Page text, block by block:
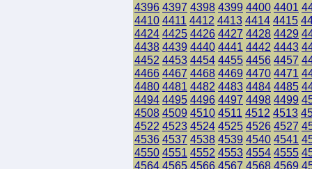
4396 4397 4398 4399 4400 4401
4410 4411 4412 4413 4414 4415
4424 4425 4426 4427 4428 4429
4438 4439 4440 4441 4442 4443
4452 4453 4454 4455 4456 4457
4466 4467 4468 4469 4470 4471
4480 4481 4482 4483 4484 4485
4494 4495 4496 4497 4498 4499
4508 4509 4510 4511 4512 4513
4522 4523 4524 4525 4526 4527
4536 4537 4538 4539 4540 4541
4550 4551 4552 4553 4554 4555
4564 4565 4566 4567 4568 4569